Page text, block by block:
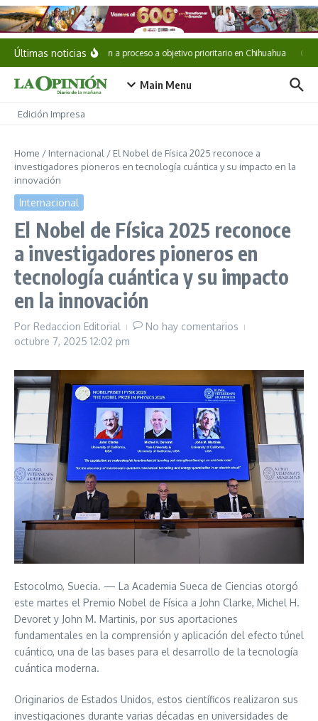
Saltar al contenido
Últimas noticiasVinculan a proceso a objetivo prioritario en Chihuahua
Main Menu
Edición Impresa
Home / Internacional / El Nobel de Física 2025 reconoce a
investigadores pioneros en tecnología cuántica y su impacto en la
innovación
Internacional
El Nobel de Física 2025 reconoce
a investigadores pioneros en
tecnología cuántica y su impacto
en la innovación
Por Redaccion Editorial
No hay comentarios
octubre 7, 2025 12:02 pm
Estocolmo, Suecia. — La Academia Sueca de Ciencias otorgó
este martes el Premio Nobel de Física a John Clarke, Michel H.
Devoret y John M. Martinis, por sus aportaciones
fundamentales en la comprensión y aplicación del efecto túnel
cuántico, una de las bases para el desarrollo de la tecnología
cuántica moderna.
Originarios de Estados Unidos, estos científicos realizaron sus
investigaciones durante varias décadas en universidades de